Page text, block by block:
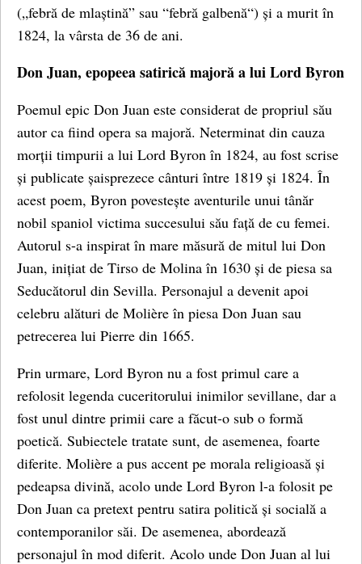
(„febră de mlaștină” sau “febră galbenă“) și a murit în
1824, la vârsta de 36 de ani.
Don Juan, epopeea satirică majoră a lui Lord Byron
Poemul epic Don Juan este considerat de propriul său
autor ca fiind opera sa majoră. Neterminat din cauza
morții timpurii a lui Lord Byron în 1824, au fost scrise
și publicate șaisprezece cânturi între 1819 și 1824. În
acest poem, Byron povestește aventurile unui tânăr
nobil spaniol victima succesului său față de cu femei.
Autorul s-a inspirat în mare măsură de mitul lui Don
Juan, inițiat de Tirso de Molina în 1630 și de piesa sa
Seducătorul din Sevilla. Personajul a devenit apoi
celebru alături de Molière în piesa Don Juan sau
petrecerea lui Pierre din 1665.
Prin urmare, Lord Byron nu a fost primul care a
refolosit legenda cuceritorului inimilor sevillane, dar a
fost unul dintre primii care a făcut-o sub o formă
poetică. Subiectele tratate sunt, de asemenea, foarte
diferite. Molière a pus accent pe morala religioasă și
pedeapsa divină, acolo unde Lord Byron l-a folosit pe
Don Juan ca pretext pentru satira politică și socială a
contemporanilor săi. De asemenea, abordează
personajul în mod diferit. Acolo unde Don Juan al lui